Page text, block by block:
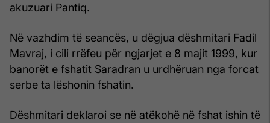
akuzuari Pantiq.
Në vazhdim të seancës, u dëgjua dëshmitari Fadil
Mavraj, i cili rrëfeu për ngjarjet e 8 majit 1999, kur
banorët e fshatit Saradran u urdhëruan nga forcat
serbe ta lëshonin fshatin.
Dëshmitari deklaroi se në atëkohë në fshat ishin të